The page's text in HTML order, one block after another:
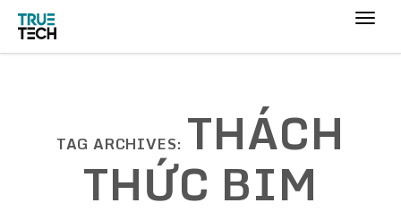
TAG ARCHIVES: THÁCH
THỨC BIM